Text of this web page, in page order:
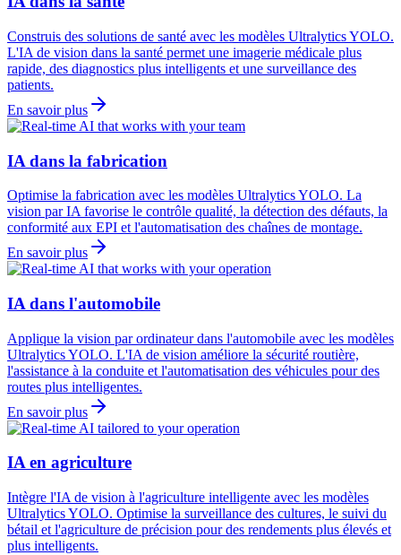
Construis des solutions de santé avec les modèles Ultralytics YOLO.
L'IA de vision dans la santé permet une imagerie médicale plus
rapide, des diagnostics plus intelligents et une surveillance des
patients.
En savoir plus
IA dans la fabrication
Optimise la fabrication avec les modèles Ultralytics YOLO. La
vision par IA favorise le contrôle qualité, la détection des défauts, la
conformité aux EPI et l'automatisation des chaînes de montage.
En savoir plus
IA dans l'automobile
Applique la vision par ordinateur dans l'automobile avec les modèles
Ultralytics YOLO. L'IA de vision améliore la sécurité routière,
l'assistance à la conduite et l'automatisation des véhicules pour des
routes plus intelligentes.
En savoir plus
IA en agriculture
Intègre l'IA de vision à l'agriculture intelligente avec les modèles
Ultralytics YOLO. Optimise la surveillance des cultures, le suivi du
bétail et l'agriculture de précision pour des rendements plus élevés et
plus intelligents.